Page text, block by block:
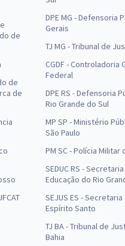
de
de
de
DPE MG - Defensoria
Gerais
TJ MG - Tribunal de
CGDF - Controladoria
Federal
DPE RS - Defensoria
Rio Grande do Sul
MP SP - Ministério
São Paulo
PM SC - Polícia Militar
SEDUC RS -
Educação do Rio
SEJUS ES -
Espírito Santo
TJ BA - Tribunal de
Bahia